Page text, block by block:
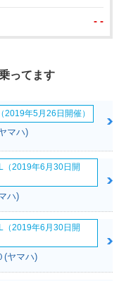
- -
ってます
年5月26日開催）
マハ)
（2019年6月30日開
ハ)
（2019年6月30日開
(ヤマハ)